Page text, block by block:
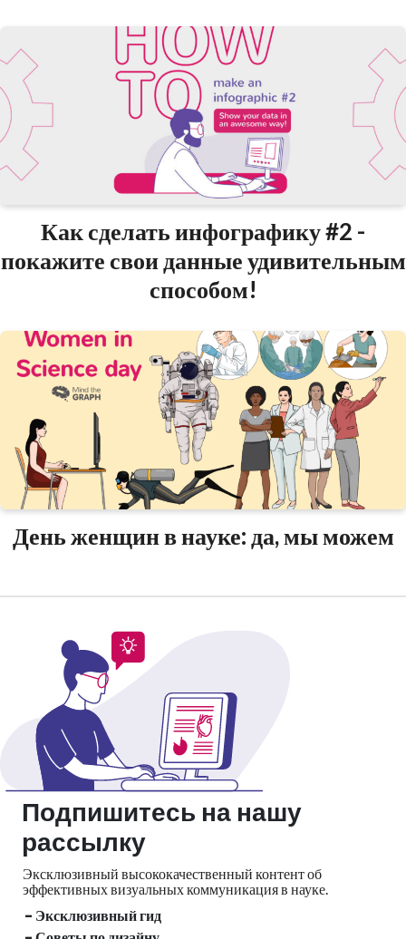
Как сделать инфографику #2 -
покажите свои данные удивительным
способом!
День женщин в науке: да, мы можем
Подпишитесь на нашу
рассылку
Эксклюзивный высококачественный контент об
эффективных визуальныхкоммуникация в науке.
- Эксклюзивный гид